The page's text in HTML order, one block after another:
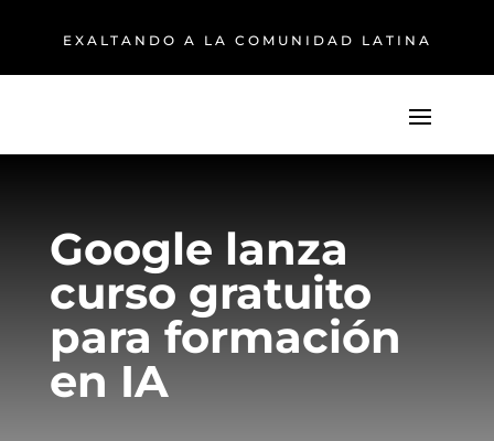
EXALTANDO A LA COMUNIDAD LATINA
Google lanza
curso gratuito
para formación
en IA